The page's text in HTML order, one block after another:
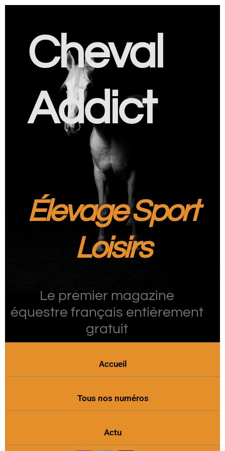
Cheval
Addict
Élevage Sport
Loisirs
Le premier magazine
équestre français entièrement
gratuit
Accueil
Tous nos numéros
Actu